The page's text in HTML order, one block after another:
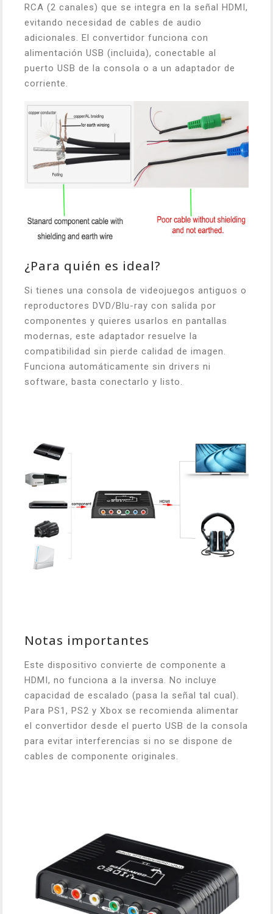
RCA (2 canales) que se integra en la señal HDMI,
evitando necesidad de cables de audio
adicionales. El convertidor funciona con
alimentación USB (incluida), conectable al
puerto USB de la consola o a un adaptador de
corriente.
¿Para quién es ideal?
Si tienes una consola de videojuegos antiguos o
reproductores DVD/Blu-ray con salida por
componentes y quieres usarlos en pantallas
modernas, este adaptador resuelve la
compatibilidad sin pierde calidad de imagen.
Funciona automáticamente sin drivers ni
software, basta conectarlo y listo.
Notas importantes
Este dispositivo convierte de componente a
HDMI, no funciona a la inversa. No incluye
capacidad de escalado (pasa la señal tal cual).
Para PS1, PS2 y Xbox se recomienda alimentar
el convertidor desde el puerto USB de la consola
para evitar interferencias si no se dispone de
cables de componente originales.